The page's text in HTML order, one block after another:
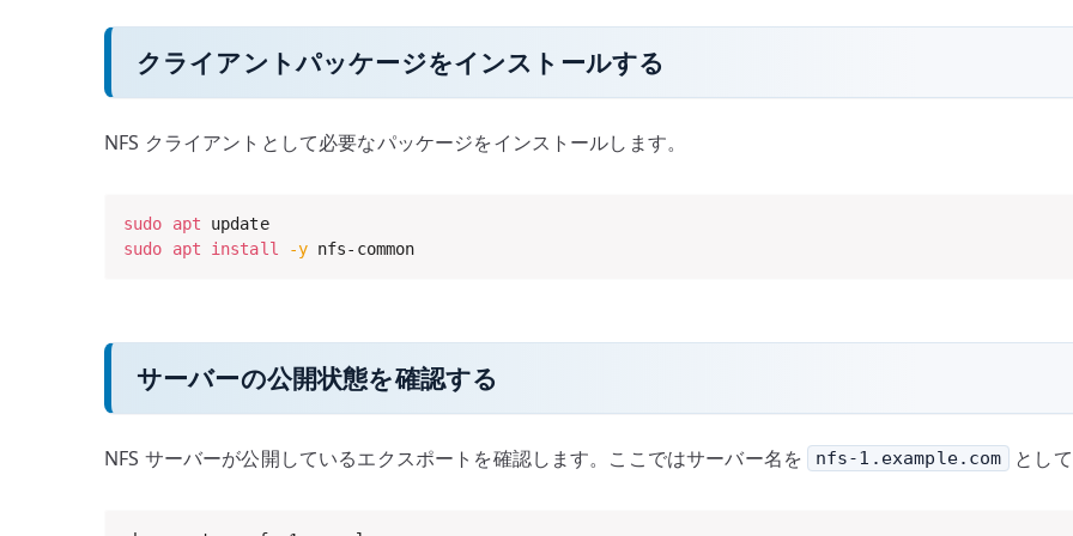
クライアントパッケージをインストールする
NFS クライアントとして必要なパッケージをインストールします。
sudo apt
update
sudo
apt install -y nfs-common
サーバーの公開状態を確認する
NFS サーバーが公開しているエクスポートを確認します。ここではサーバー名を nfs-1.example.com とし